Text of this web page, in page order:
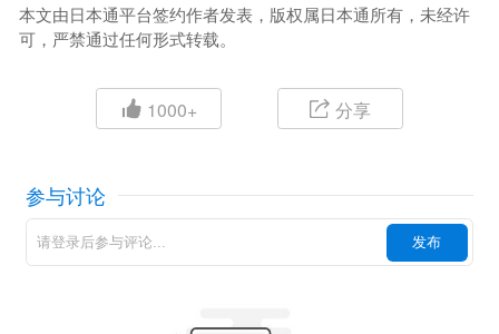
本文由日本通平台签约作者发表，版权属日本通所有，未经许
可，严禁通过任何形式转载。
1000+ 分享
参与讨论